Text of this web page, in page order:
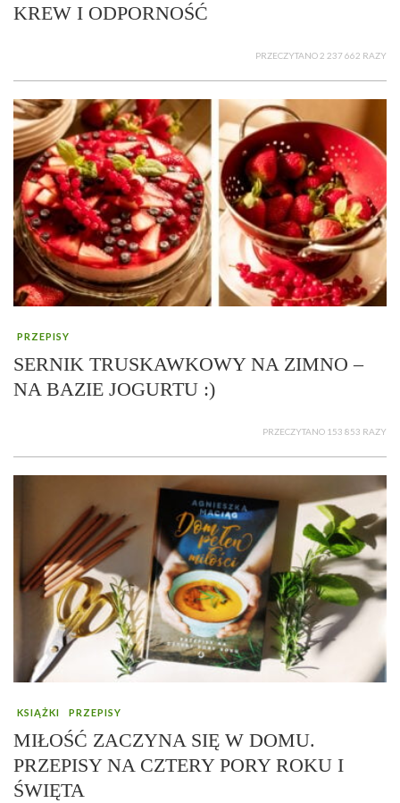
KREW I ODPORNOŚĆ
PRZECZYTANO 2 237 662 RAZY
PRZEPISY
SERNIK TRUSKAWKOWY NA ZIMNO –
NA BAZIE JOGURTU :)
PRZECZYTANO 153 853 RAZY
KSIĄŻKI PRZEPISY
MIŁOŚĆ ZACZYNA SIĘ W DOMU.
PRZEPISY NA CZTERY PORY ROKU I
ŚWIĘTA